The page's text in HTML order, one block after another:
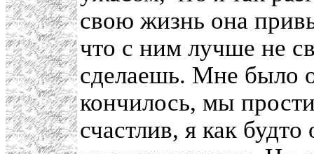
свою жизнь она
что с ним лучше не
сделаешь. Мне было
кончилось, мы
счастлив, я как